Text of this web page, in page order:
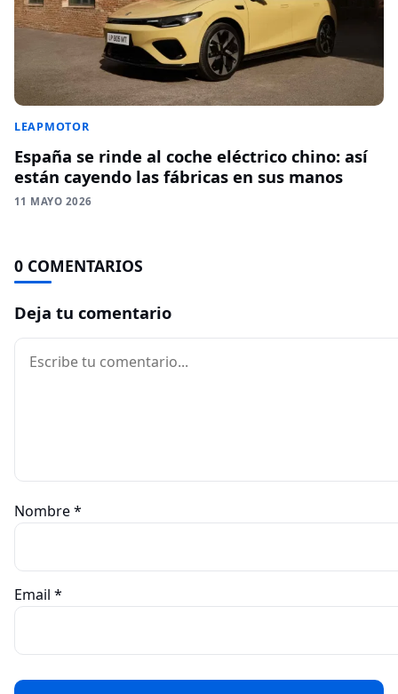
LEAPMOTOR
España se rinde al coche eléctrico chino: así
están cayendo las fábricas en sus manos
11 MAYO 2026
0 COMENTARIOS
Deja tu comentario
Comentario
Nombre*
Email *